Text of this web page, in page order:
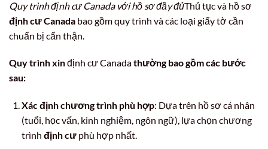
Quy trình định cư Canada với hồ sơ đầy đủThủ tục và hồ sơ
định cư Canada bao gồm quy trình và các loại giấy tờ cần
chuẩn bị cẩn thận.
Quy trình xinđịnh cư Canadathường bao gồm các bước
sau:
Xác định chương trình phù hợp: Dựa trên hồ sơ cá nhân
(tuổi, học vấn, kinh nghiệm, ngôn ngữ), lựa chọn chương
trình định cưphù hợp nhất.